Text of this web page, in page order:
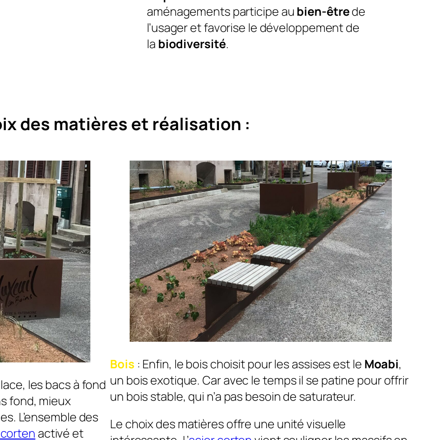
aménagements participe aubien-êtrede
l’usager et favorise le développement de
la biodiversité.
des matières et réalisation :
les bacs à fond
fond, mieux
L’ensemble des
activé et
Bois : Enfin, le bois choisit pour les assises est le Moabi,
un bois exotique. Car avec le temps il se patine pour offrir
un bois stable, qui n’a pas besoin de saturateur.
Le choix des matières offre une unité visuelle